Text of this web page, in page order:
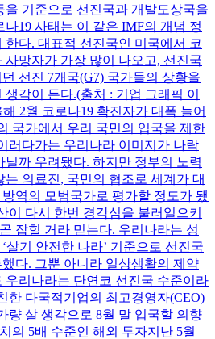
을 기준으로 선진국과 개발도상국을
나19 사태는 이 같은 IMF의 개념 정
한다. 대표적 선진국인 미국에서 코
사망자가 가장 많이 나오고, 선진국
선진 7개국(G7) 국가들의 상황을
각이 든다.(출처 : 기업 그래픽 이
2월 코로나19 확진자가 대폭 늘어
국가에서 우리 국민의 입국을 제한
러다가는 우리나라 이미지가 나락
닐까 우려됐다. 하지만 정부의 노력
의료진, 국민의 협조로 세계가 대
역의 모범국가로 평가할 정도가 됐
이 다시 한번 경각심을 불러일으키
잡힐 거라 믿는다. 우리나라는 성
살기 안전한 나라’ 기준으로 선진국
다. 그뿐 아니라 일상생활의 제약
우리나라는 단연코 선진국 수준이라
한 다국적기업의 최고경영자(CEO)
량 살 생각으로 8월 말 입국할 의향
의 5배 수준인 해외 투자지난 5월